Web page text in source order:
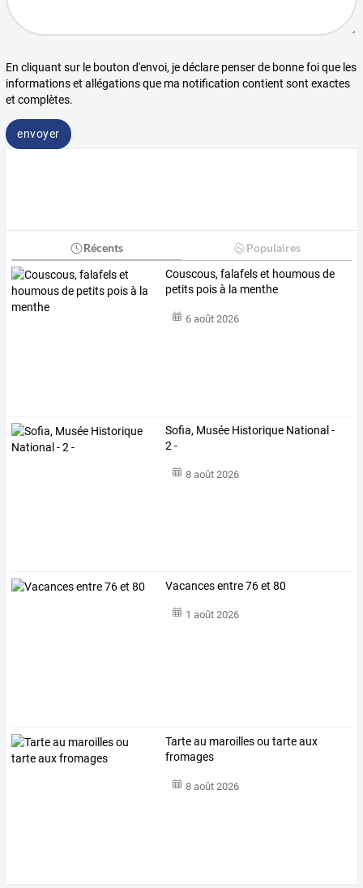
En cliquant sur le bouton d'envoi, je déclare penser de bonne foi que les
informations et allégations que ma notification contient sont exactes
et complètes.
envoyer
Récents Populaires
Couscous, falafels et houmous de
petits pois à la menthe
6 août 2026
Sofia, Musée Historique National -
2 -
8 août 2026
Vacances entre 76 et 80
1 août 2026
Tarte au maroilles ou tarte aux
fromages
8 août 2026